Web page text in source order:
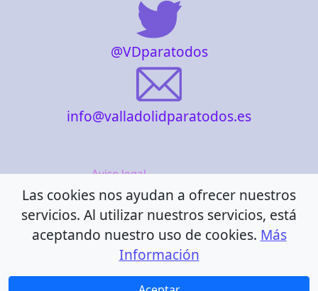
@VDparatodos
info@valladolidparatodos.es
Aviso legal
Política de cookies
Política de privacidad
Accesibilidad
Las cookies nos ayudan a ofrecer nuestros
servicios. Al utilizar nuestros servicios, está
aceptando nuestro uso de cookies. Más
Información